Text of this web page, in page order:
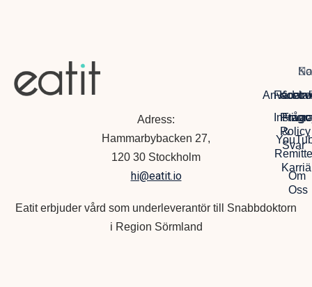
Adress:
Hammarbybacken 27,
120 30 Stockholm
hi@eatit.io
Eatit erbjuder vård som underleverantör till Snabbdoktorn
i Region Sörmland
Policy
Om
Oss
&
Svar